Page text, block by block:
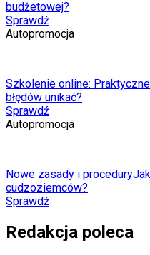
budżetowej?
Sprawdź
Autopromocja
Szkolenie online:
błędów unikać?
Sprawdź
Autopromocja
Nowe zasady i procedury
cudzoziemców?
Sprawdź
Redakcja poleca